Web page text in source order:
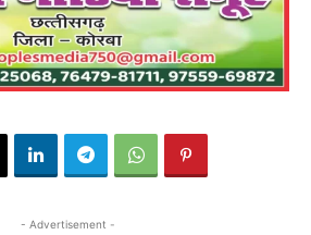
- Advertisement -